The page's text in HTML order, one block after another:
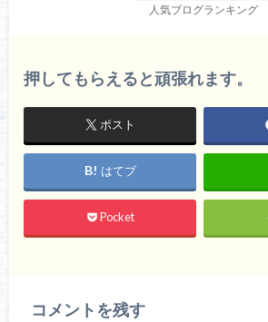
人気ブログランキング
押してもらえると頑張れます。
ポスト
はてブ
Pocket
コメントを残す